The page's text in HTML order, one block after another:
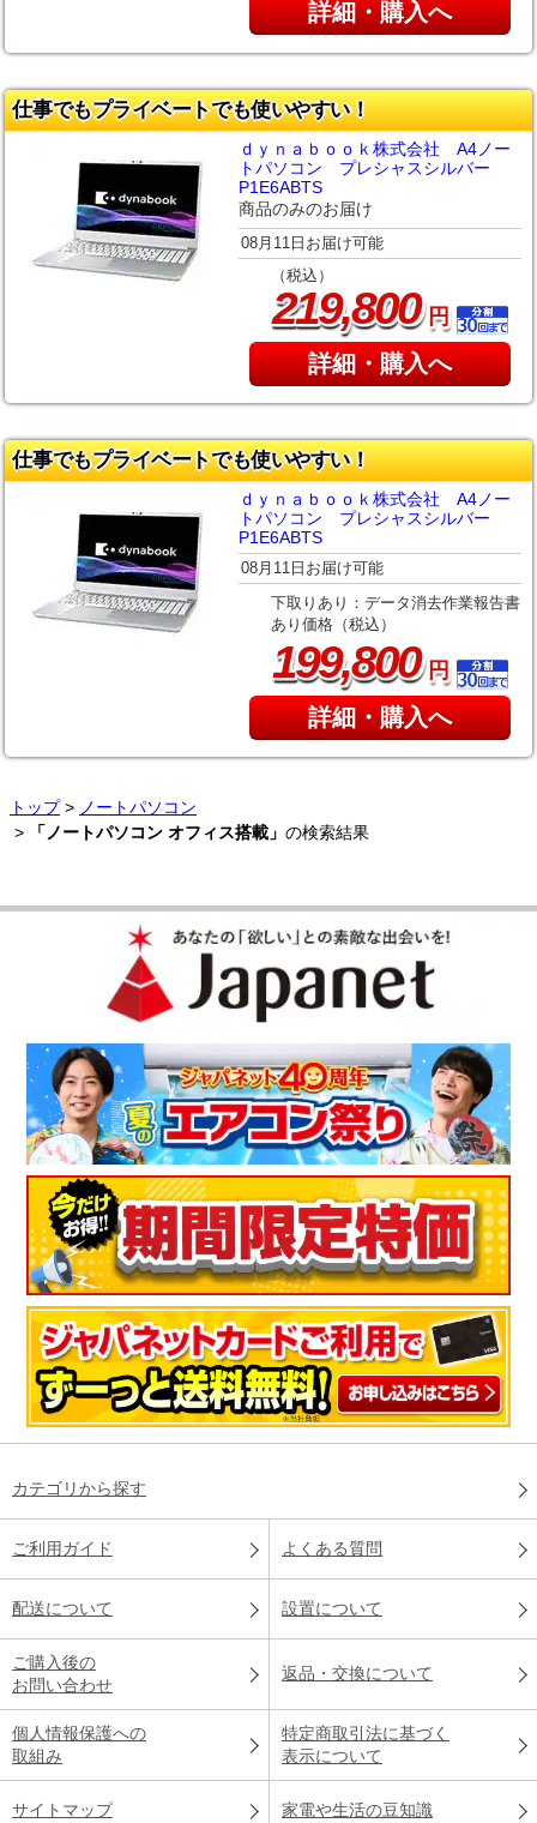
詳細・購入へ
仕事でもプライベートでも使いやすい！
ｄｙｎａｂｏｏｋ株式会社 A4ノー
トパソコン プレシャスシルバー
P1E6ABTS
商品のみのお届け
08月11日お届け可能
（税込）
219,800円
詳細・購入へ
仕事でもプライベートでも使いやすい！
ｄｙｎａｂｏｏｋ株式会社 A4ノー
トパソコン プレシャスシルバー
P1E6ABTS
08月11日お届け可能
下取りあり：データ消去作業報告書
あり価格（税込）
199,800円
詳細・購入へ
トップ> ノートパソコン
>
「ノートパソコン オフィス搭載」 の検索結果
カテゴリから探す
ご利用ガイド よくある質問
配送について 設置について
ご購入後の
お問い合わせ
返品・交換について
個人情報保護への
取組み
特定商取引法に基づく
表示について
サイトマップ 家電や生活の豆知識